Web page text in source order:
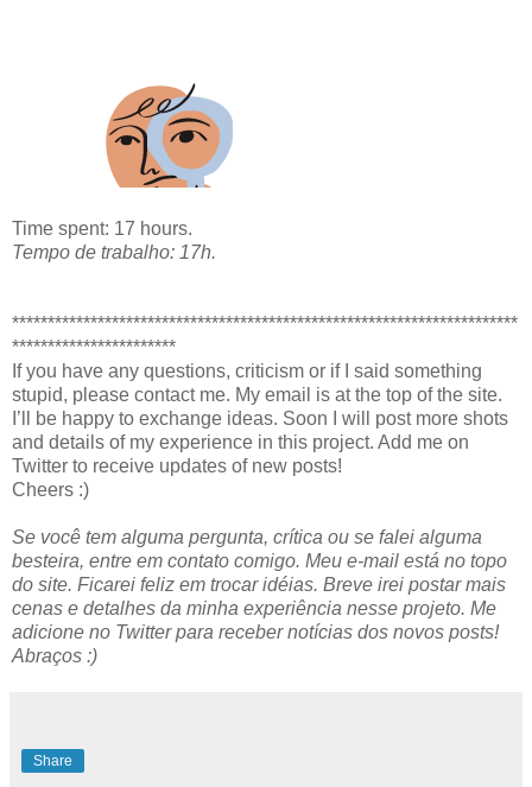
Time spent: 17 hours.
Tempo de trabalho: 17h.
***********************************************************************
***********************
If you have any questions, criticism or if I said something
stupid, please contact me. My email is at the top of the site.
I’ll be happy to exchange ideas. Soon I will post more shots
and details of my experience in this project. Add me on
Twitter to receive updates of new posts!
Cheers :)
Se você tem alguma pergunta, crítica ou se falei alguma
besteira, entre em contato comigo. Meu e-mail está no topo
do site. Ficarei feliz em trocar idéias. Breve irei postar mais
cenas e detalhes da minha experiência nesse projeto. Me
adicione no Twitter para receber notícias dos novos posts!
Abraços :)
Share